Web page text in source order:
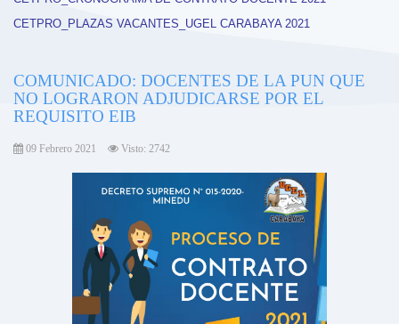
CETPRO_PLAZAS VACANTES_UGEL CARABAYA 2021
COMUNICADO: DOCENTES DE LA PUN QUE
NO LOGRARON ADJUDICARSE POR EL
REQUISITO EIB
09 Febrero 2021 Visto: 2742